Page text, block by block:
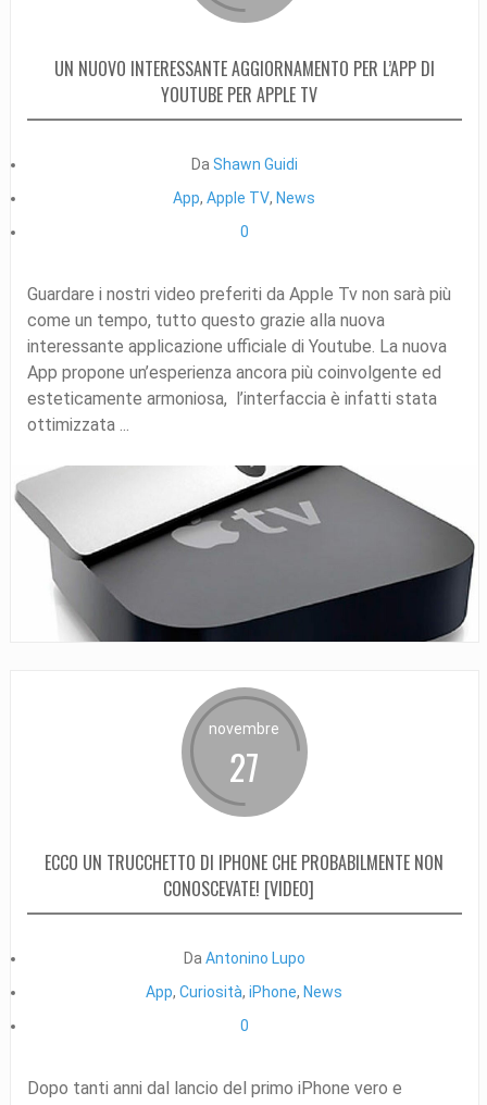
UN NUOVO INTERESSANTE AGGIORNAMENTO PER L’APP DI
YOUTUBE PER APPLE TV
DaShawn Guidi
App,Apple TV, News
0
Guardare i nostri video preferiti da Apple Tv non sarà più
come un tempo, tutto questo grazie alla nuova
interessante applicazione ufficiale di Youtube. La nuova
App propone un’esperienza ancora più coinvolgente ed
esteticamente armoniosa, l’interfaccia è infatti stata
ottimizzata ...
novembre
27
ECCO UN TRUCCHETTO DI IPHONE CHE PROBABILMENTE NON
CONOSCEVATE! [VIDEO]
Da Antonino Lupo
App,Curiosità,iPhone, News
0
Dopo tanti anni dal lancio del primo iPhone vero e